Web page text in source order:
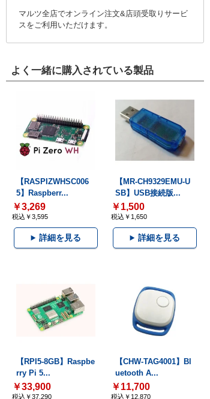
マルツ全店でオンライン注文&店頭受取りサービ
スをご利用いただけます。
よく一緒に購入されている製品
【RASPIZWHSC006
5】Raspberr...
￥3,269
税込￥3,595
詳細を見る
【MR-CH9329EMU-U
SB】USB接続版...
￥1,500
税込￥1,650
詳細を見る
【RPI5-8GB】Raspbe
rry Pi 5...
￥33,900
税込￥37,290
【CHW-TAG4001】Bl
uetooth A...
￥11,700
税込￥12,870